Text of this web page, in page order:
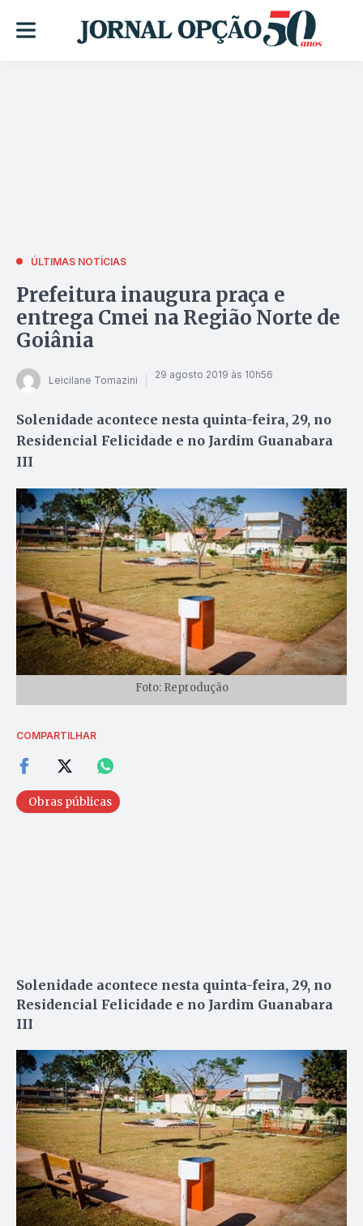
ÚLTIMAS NOTÍCIAS
Prefeitura inaugura praça e
entrega Cmei na Região Norte de
Goiânia
Leicilane Tomazini 29 agosto 2019 às 10h56
Solenidade acontece nesta quinta-feira, 29, no
Residencial Felicidade e no Jardim Guanabara
III
Foto: Reprodução
COMPARTILHAR
Obras públicas
Solenidade acontece nesta quinta-feira, 29, no
Residencial Felicidade e no Jardim Guanabara
III